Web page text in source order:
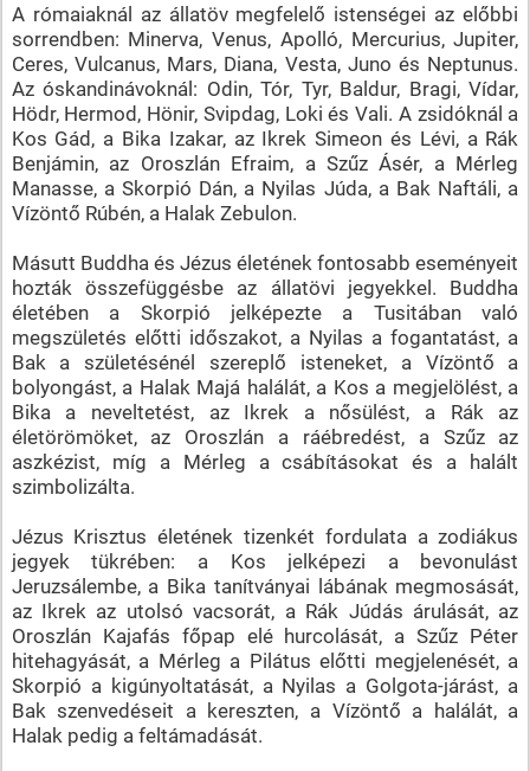
A rómaiaknál az állatöv megfelelő istenségei az előbbi
sorrendben: Minerva, Venus, Apolló, Mercurius, Jupiter,
Ceres, Vulcanus, Mars, Diana, Vesta, Juno és Neptunus.
Az óskandinávoknál: Odin, Tór, Tyr, Baldur, Bragi, Vídar,
Hödr, Hermod, Hönir, Svipdag, Loki és Vali. A zsidóknál a
Kos Gád, a Bika Izakar, az Ikrek Simeon és Lévi, a Rák
Benjámin, az Oroszlán Efraim, a Szűz Ásér, a Mérleg
Manasse, a Skorpió Dán, a Nyilas Júda, a Bak Naftáli, a
Vízöntő Rúbén, a Halak Zebulon.
Másutt Buddha és Jézus életének fontosabb eseményeit
hozták összefüggésbe az állatövi jegyekkel. Buddha
életében a Skorpió jelképezte a Tusitában való
megszületés előtti időszakot, a Nyilas a fogantatást, a
Bak a születésénél szereplő isteneket, a Vízöntő a
bolyongást, a Halak Majá halálát, a Kos a megjelölést, a
Bika a neveltetést, az Ikrek a nősülést, a Rák az
életörömöket, az Oroszlán a ráébredést, a Szűz az
aszkézist, míg a Mérleg a csábításokat és a halált
szimbolizálta.
Jézus Krisztus életének tizenkét fordulata a zodiákus
jegyek tükrében: a Kos jelképezi a bevonulást
Jeruzsálembe, a Bika tanítványai lábának megmosását,
az Ikrek az utolsó vacsorát, a Rák Júdás árulását, az
Oroszlán Kajafás főpap elé hurcolását, a Szűz Péter
hitehagyását, a Mérleg a Pilátus előtti megjelenését, a
Skorpió a kigúnyoltatását, a Nyilas a Golgota-járást, a
Bak szenvedéseit a kereszten, a Vízöntő a halálát, a
Halak pedig a feltámadását.